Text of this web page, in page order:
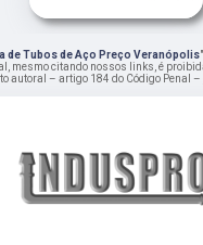
de Tubos de Aço Preço Veranópolis
mesmo citando nossos links, é
autoral – artigo 184 do Código Penal –